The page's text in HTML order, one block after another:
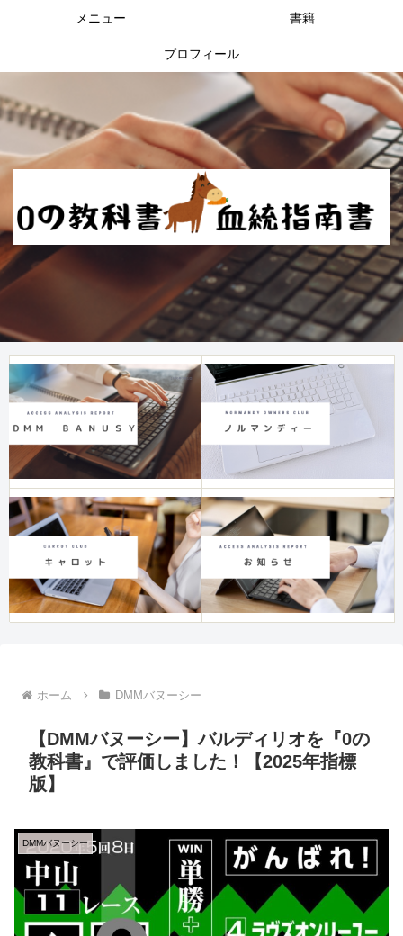
メニュー 書籍
プロフィール
ホーム DMMバヌーシー
【DMMバヌーシー】バルディリオを『0の
教科書』で評価しました！【2025年指標
版】
DMMバヌーシー